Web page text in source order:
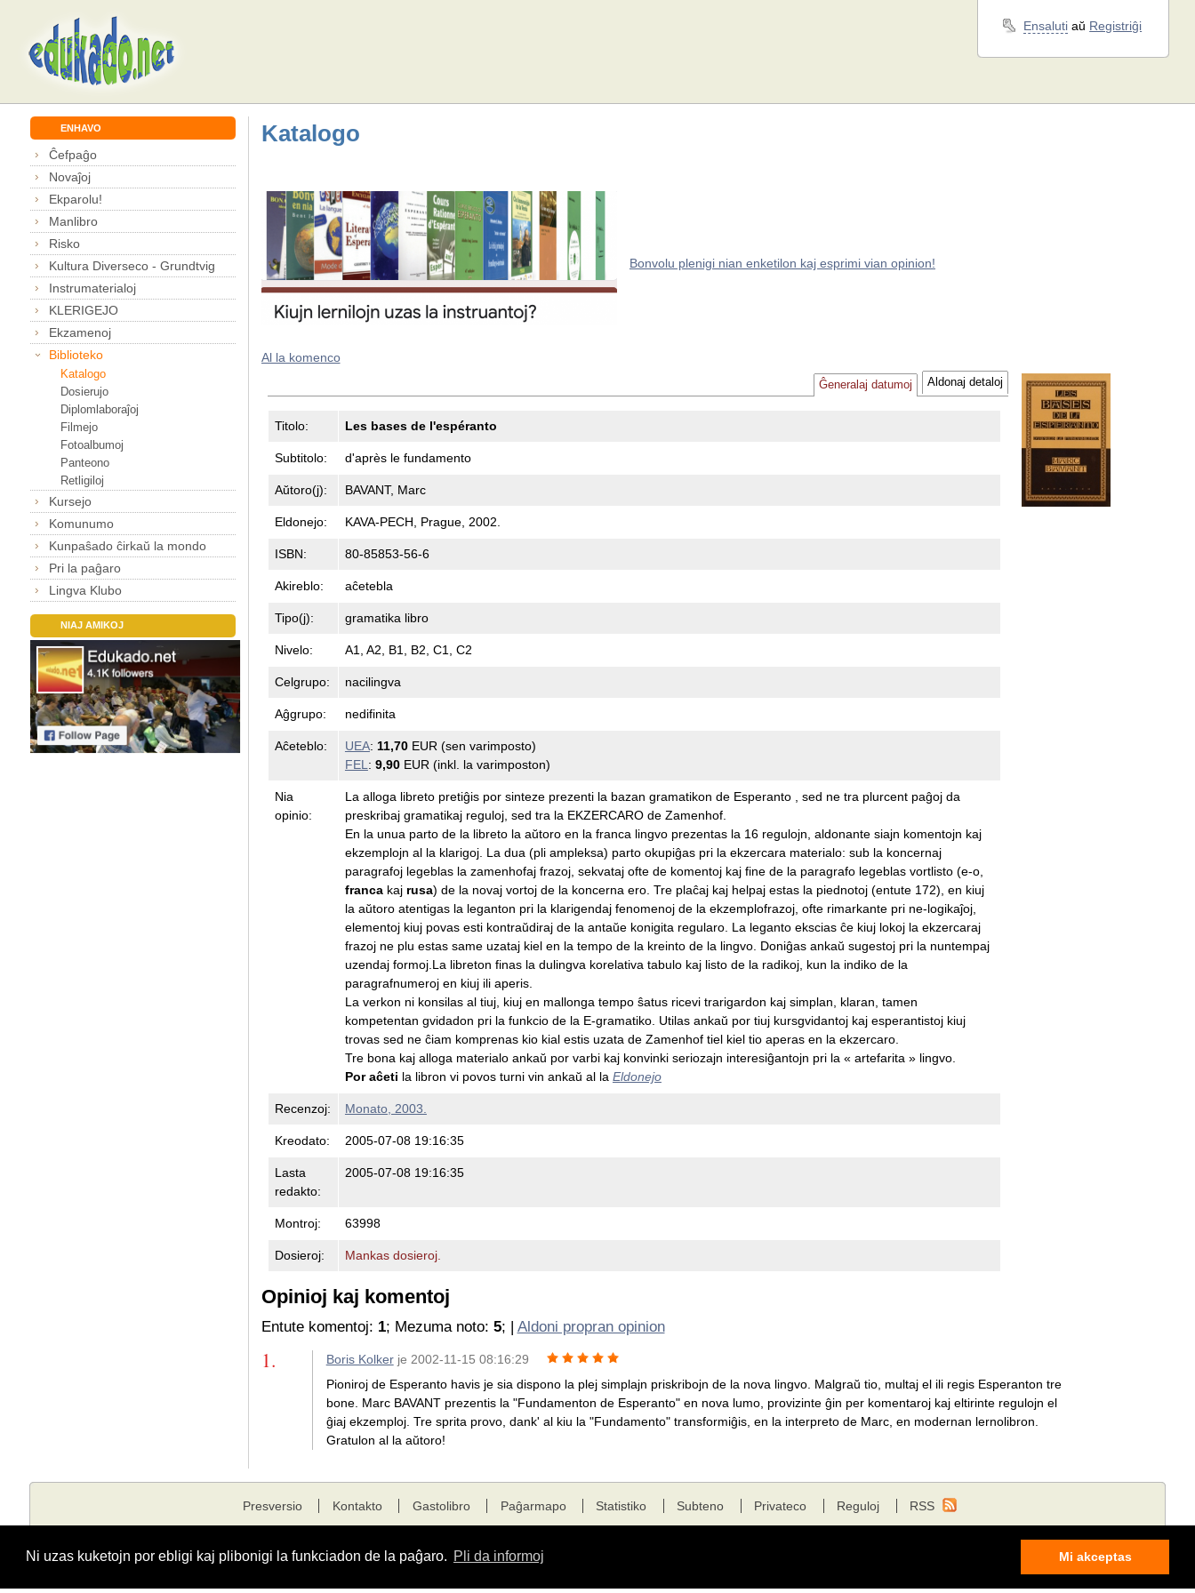
Ni uzas kuketojn por ebligi kaj plibonigi la funkciadon de la paĝaro. Pli da informoj Mi akceptas
Ensaluti aŭ Registriĝi
ENHAVO
Ĉefpaĝo
Novaĵoj
Ekparolu!
Manlibro
Risko
Kultura Diverseco - Grundtvig
Instrumaterialoj
KLERIGEJO
Ekzamenoj
Biblioteko
Katalogo
Dosierujo
Diplomlaboraĵoj
Filmejo
Fotoalbumoj
Panteono
Retligiloj
Kursejo
Komunumo
Kunpaŝado ĉirkaŭ la mondo
Pri la paĝaro
Lingva Klubo
NIAJ AMIKOJ
Katalogo
Bonvolu plenigi nian enketilon kaj esprimi vian opinion!
Al la komenco
Ĝeneralaj datumoj Aldonaj detaloj
Titolo: Les bases de l'espéranto
Subtitolo: d'après le fundamento
Aŭtoro(j): BAVANT, Marc
Eldonejo: KAVA-PECH, Prague, 2002.
ISBN: 80-85853-56-6
Akireblo: aĉetebla
Tipo(j): gramatika libro
Nivelo: A1, A2, B1, B2, C1, C2
Celgrupo: nacilingva
Aĝgrupo: nedifinita
Aĉeteblo: UEA: 11,70EUR (sen varimposto)
FEL : 9,90EUR (inkl. la varimposton)
Nia
opinio:
La alloga libreto pretiĝis por sinteze prezenti la bazan gramatikon de Esperanto , sed ne tra plurcent paĝoj da
preskribaj gramatikaj reguloj, sed tra la EKZERCARO de Zamenhof.
En la unua parto de la libreto la aŭtoro en la franca lingvo prezentas la 16 regulojn, aldonante siajn komentojn kaj
ekzemplojn al la klarigoj. La dua (pli ampleksa) parto okupiĝas pri la ekzercara materialo: sub la koncernaj
paragrafoj legeblas la zamenhofaj frazoj, sekvataj ofte de komentoj kaj fine de la paragrafo legeblas vortlisto (e-o,
francakaj rusa) de la novaj vortoj de la koncerna ero. Tre plaĉaj kaj helpaj estas la piednotoj (entute 172), en kiuj
la aŭtoro atentigas la leganton pri la klarigendaj fenomenoj de la ekzemplofrazoj, ofte rimarkante pri ne-logikaĵoj,
elementoj kiuj povas esti kontraŭdiraj de la antaŭe konigita regularo. La leganto ekscias ĉe kiuj lokoj la ekzercaraj
frazoj ne plu estas same uzataj kiel en la tempo de la kreinto de la lingvo. Doniĝas ankaŭ sugestoj pri la nuntempaj
uzendaj formoj.La libreton finas la dulingva korelativa tabulo kaj listo de la radikoj, kun la indiko de la
paragrafnumeroj en kiuj ili aperis.
La verkon ni konsilas al tiuj, kiuj en mallonga tempo ŝatus ricevi trarigardon kaj simplan, klaran, tamen
kompetentan gvidadon pri la funkcio de la E-gramatiko. Utilas ankaŭ por tiuj kursgvidantoj kaj esperantistoj kiuj
trovas sed ne ĉiam komprenas kio kial estis uzata de Zamenhof tiel kiel tio aperas en la ekzercaro.
Tre bona kaj alloga materialo ankaŭ por varbi kaj konvinki seriozajn interesiĝantojn pri la « artefarita » lingvo.
Por aĉeti la libron vi povos turni vin ankaŭ al la Eldonejo
Recenzoj: Monato, 2003.
Kreodato: 2005-07-08 19:16:35
Lasta
redakto:
2005-07-08 19:16:35
Montroj: 63998
Dosieroj: Mankas dosieroj.
Opinioj kaj komentoj
Entute komentoj: 1; Mezuma noto: 5; | Aldoni propran opinion
1. Boris Kolkerje 2002-11-15 08:16:29
Pioniroj de Esperanto havis je sia dispono la plej simplajn priskribojn de la nova lingvo. Malgraŭ tio, multaj el ili regis Esperanton tre
bone. Marc BAVANT prezentis la "Fundamenton de Esperanto" en nova lumo, provizinte ĝin per komentaroj kaj eltirinte regulojn el
ĝiaj ekzemploj. Tre sprita provo, dank' al kiu la "Fundamento" transformiĝis, en la interpreto de Marc, en modernan lernolibron.
Gratulon al la aŭtoro!
Presversio Kontakto Gastolibro Paĝarmapo Statistiko Subteno Privateco Reguloj RSS
Kopirajto © 2001 - 2026 edukado.net. Ĉiuj rajtoj rezervitaj.
Fondaĵo Edukado.net kunlabore kun